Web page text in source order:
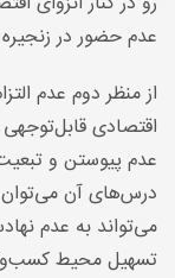
عدم حضور در
از منظر دوم عدم
اقتصادی
عدم پیوستن و
درس‌های آن
می‌تواند به عدم
تسهیل محیط